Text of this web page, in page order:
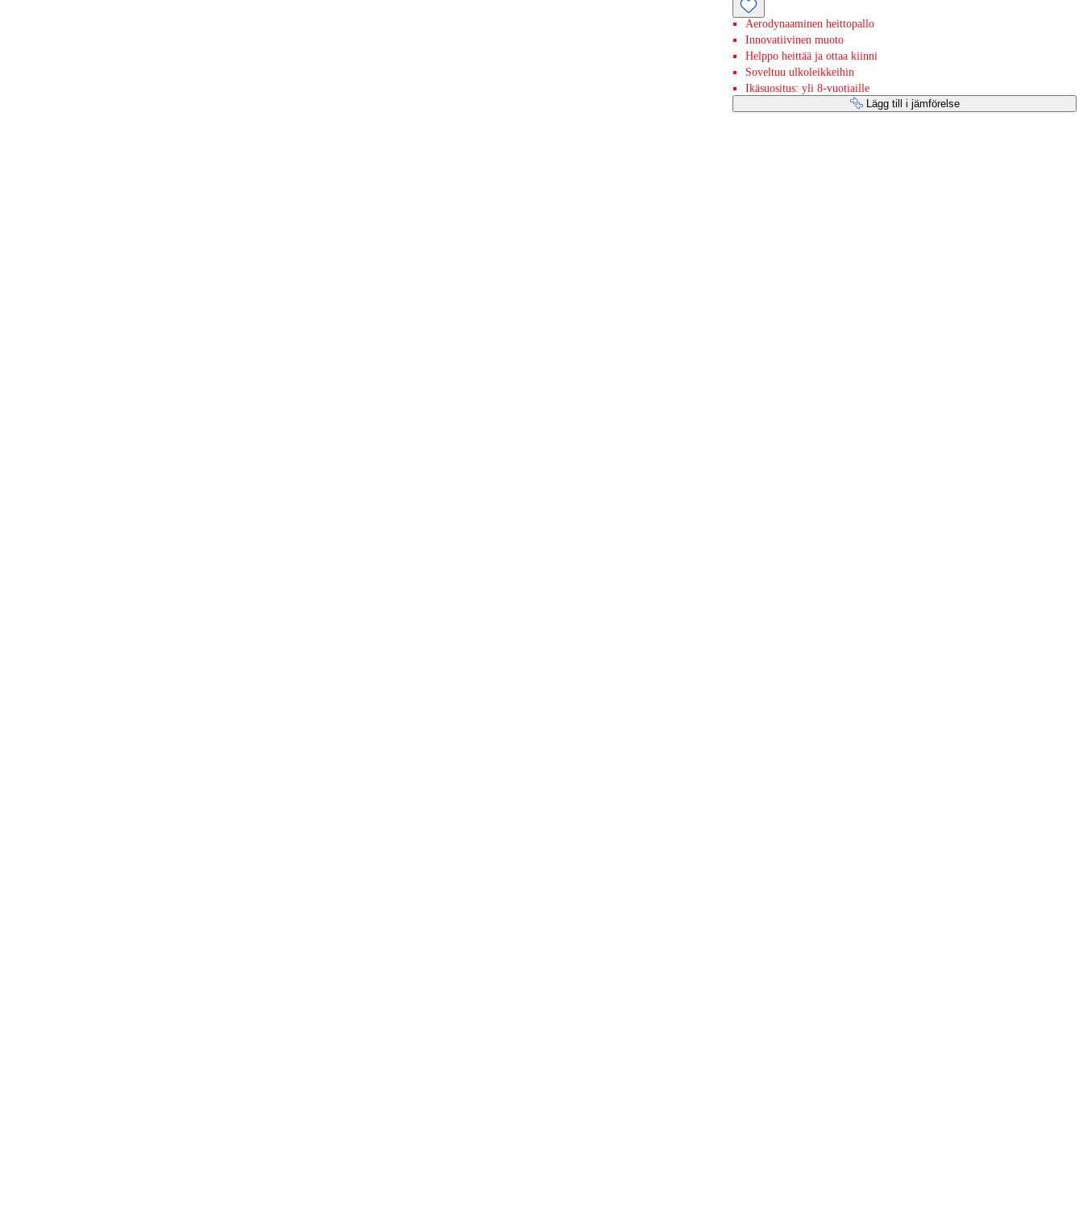
Aerodynaaminen heittopallo
Innovatiivinen muoto
Helppo heittää ja ottaa kiinni
Soveltuu ulkoleikkeihin
Ikäsuositus: yli 8-vuotiaille
Lägg till i jämförelse